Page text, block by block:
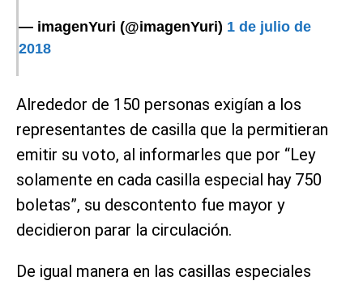
— imagenYuri (@imagenYuri) 1 de julio de
2018
Alrededor de 150 personas exigían a los
representantes de casilla que la permitieran
emitir su voto, al informarles que por “Ley
solamente en cada casilla especial hay 750
boletas”, su descontento fue mayor y
decidieron parar la circulación.
De igual manera en las casillas especiales